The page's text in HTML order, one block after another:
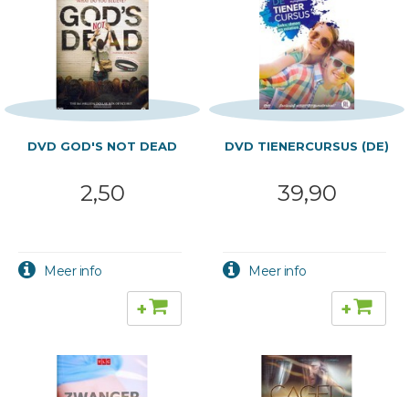
DVD GOD'S NOT DEAD
2,50
+
DVD TIENERCURSUS (DE)
39,90
+